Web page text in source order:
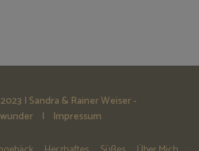
| Sandra & Rainer Weiser -
| Impressum